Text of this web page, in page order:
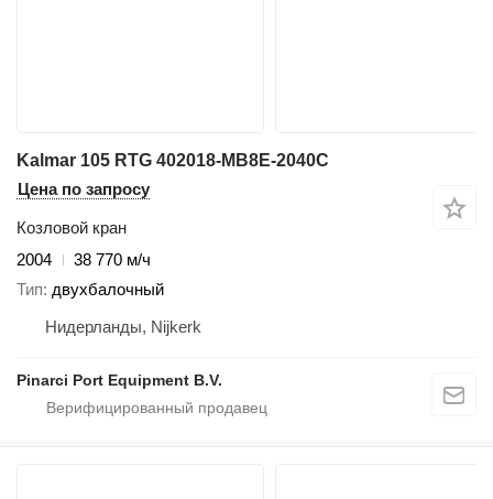
Kalmar 105 RTG 402018-MB8E-2040C
Цена по запросу
Козловой кран
2004
38 770 м/ч
Тип двухбалочный
Нидерланды, Nijkerk
Pinarci Port Equipment B.V.